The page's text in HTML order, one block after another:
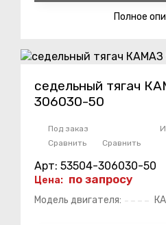
Полное
седельный тягач
306030-50
Под заказ
Сравнить
Сравнить
Арт: 53504-306030-50
Цена: по запросу
Модель двигателя: